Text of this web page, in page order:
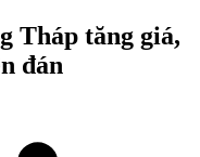
Tháp tăng giá,
đán